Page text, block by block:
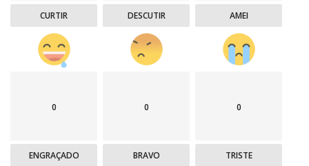
CURTIR DESCUTIR AMEI
0
ENGRAÇADO
0
BRAVO
0
TRISTE